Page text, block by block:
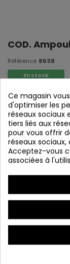
COD.
Référence 8638
En stock
Lumière
E27 - 6W - 750LM
6 x 10,6 cm
Vous
Ce magasin
d'optimiser les
réseaux sociaux
tiers liés aux
pour vous offrir
réseaux sociaux,
Acceptez-vous
associées à